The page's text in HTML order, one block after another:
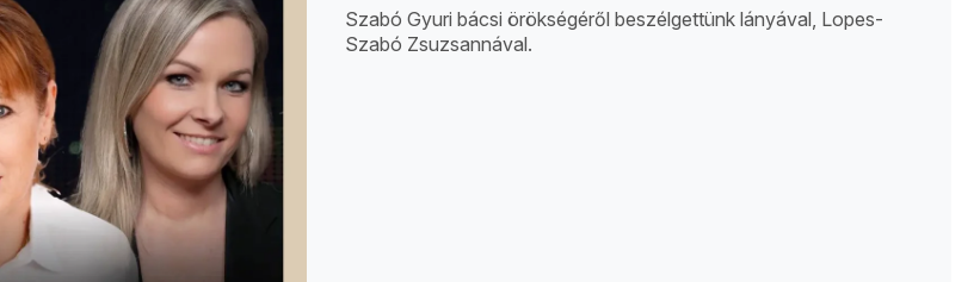
Szabó Gyuri bácsi örökségéről beszélgettünk lányával, Lopes-
Szabó Zsuzsannával.